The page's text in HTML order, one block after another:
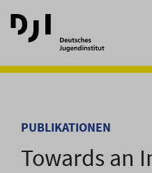
Direkt
zum
Hauptinhalt
Direkt
zum
Hauptmenü
PUBLIKATIONEN
Towards an